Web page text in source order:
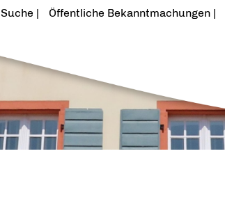
Suche Öffentliche Bekanntmachungen